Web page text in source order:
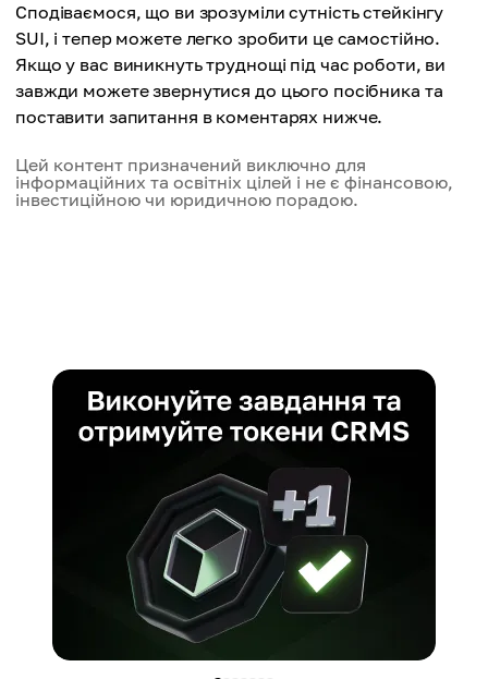
Сподіваємося, що ви зрозуміли сутність стейкінгу
SUI, і тепер можете легко зробити це самостійно.
Якщо у вас виникнуть труднощі під час роботи, ви
завжди можете звернутися до цього посібника та
поставити запитання в коментарях нижче.
Цей контент призначений виключно для
інформаційних та освітніх цілей і не є фінансовою,
інвестиційною чи юридичною порадою.